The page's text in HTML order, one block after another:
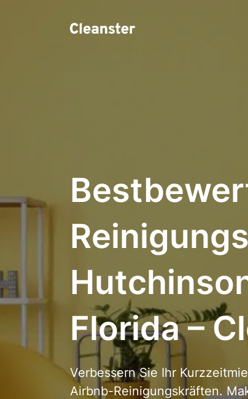
Florida –
Verbessern Sie Ihr
Airbnb-Reinigungskräften.